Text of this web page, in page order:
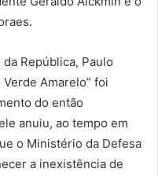
República, Paulo
Amarelo” foi
do então
anuiu, ao tempo em
o Ministério da Defesa
a inexistência de